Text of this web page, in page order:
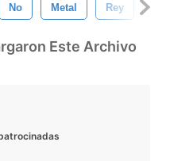
No Metal Rey
Este Archivo